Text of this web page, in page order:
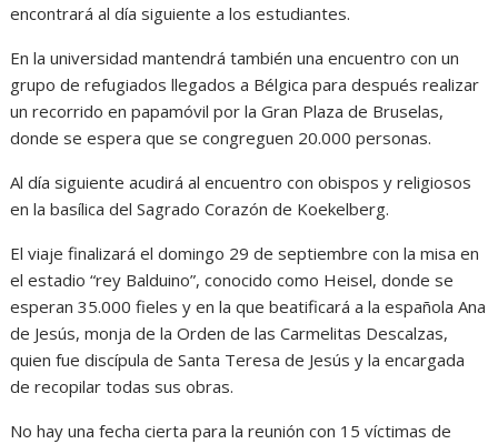
encontrará al día siguiente a los estudiantes.
En la universidad mantendrá también una encuentro con un
grupo de refugiados llegados a Bélgica para después realizar
un recorrido en papamóvil por la Gran Plaza de Bruselas,
donde se espera que se congreguen 20.000 personas.
Al día siguiente acudirá al encuentro con obispos y religiosos
en la basílica del Sagrado Corazón de Koekelberg.
El viaje finalizará el domingo 29 de septiembre con la misa en
el estadio “rey Balduino”, conocido como Heisel, donde se
esperan 35.000 fieles y en la que beatificará a la española Ana
de Jesús, monja de la Orden de las Carmelitas Descalzas,
quien fue discípula de Santa Teresa de Jesús y la encargada
de recopilar todas sus obras.
No hay una fecha cierta para la reunión con 15 víctimas de